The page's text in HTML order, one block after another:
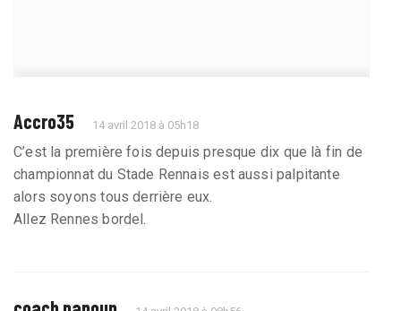
Accro35 14 avril 2018 à 05h18
C’est la première fois depuis presque dix que là fin de
championnat du Stade Rennais est aussi palpitante
alors soyons tous derrière eux.
Allez Rennes bordel.